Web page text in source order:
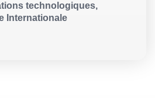
technologiques,
Internationale